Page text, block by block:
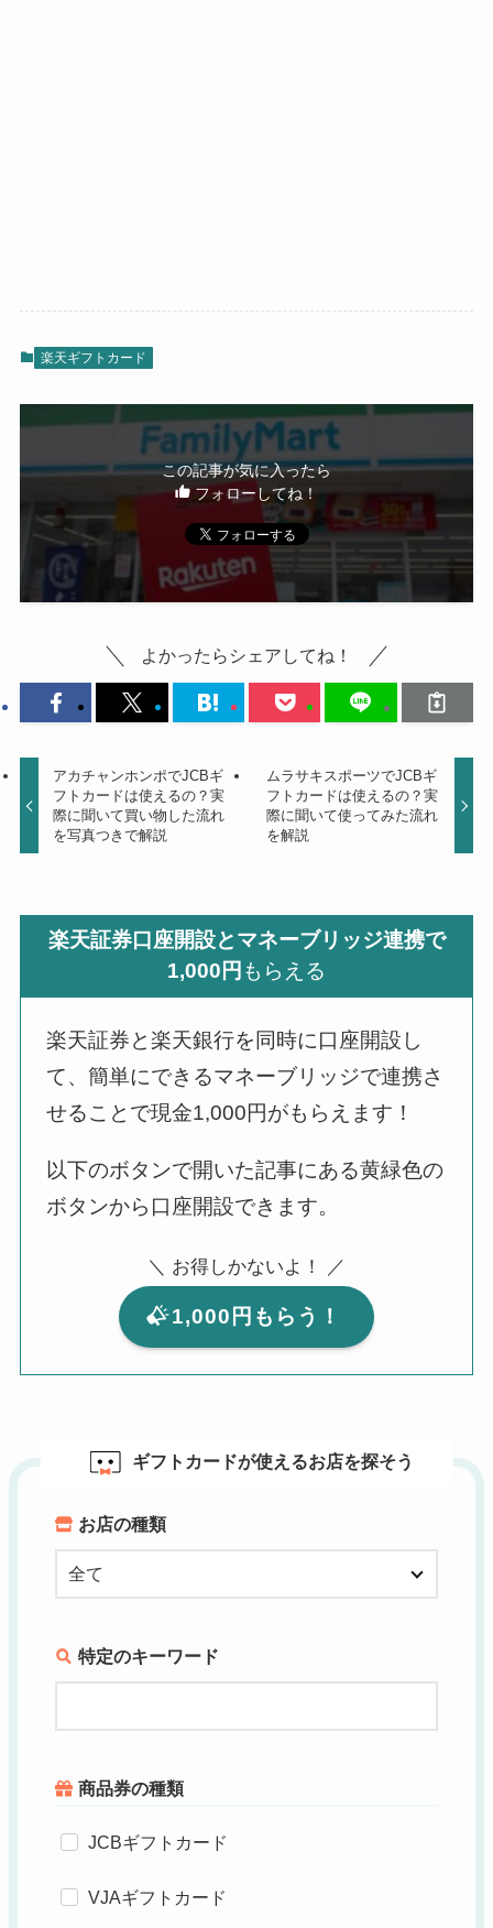
楽天ギフトカード
この記事が気に入ったら
フォローしてね！
よかったらシェアしてね！
アカチャンホンポでJCBギ
フトカードは使えるの？実
際に聞いて買い物した流れ
を写真つきで解説
ムラサキスポーツでJCBギ
フトカードは使えるの？実
際に聞いて使ってみた流れ
を解説
楽天証券口座開設とマネーブリッジ連携で
1,000円 もらえる
楽天証券と楽天銀行を同時に口座開設し
て、簡単にできるマネーブリッジで連携さ
せることで現金1,000円がもらえます！
以下のボタンで開いた記事にある黄緑色の
ボタンから口座開設できます。
＼ お得しかないよ！ ／
1,000円もらう！
ギフトカードが使えるお店を探そう
お店の種類
特定のキーワード
商品券の種類
JCBギフトカード
VJAギフトカード